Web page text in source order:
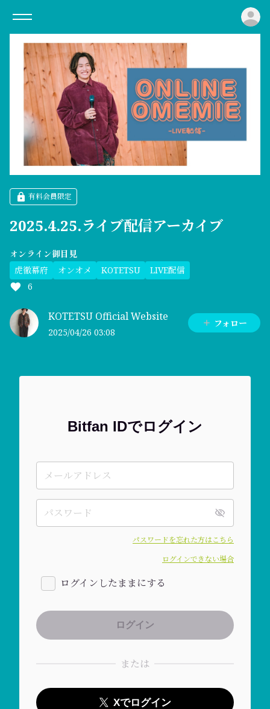
有料会員限定
2025.4.25.ライブ配信アーカイブ
オンライン御目見
虎徹幕府 オンオメ KOTETSU
LIVE配信
6
KOTETSU Official Website
2025/04/26 03:08
フォロー
Bitfan IDでログイン
パスワードを忘れた方はこちら
ログインできない場合
ログインしたままにする
または
Xでログイン